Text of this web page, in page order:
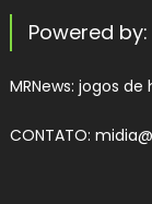
Powered by:
MRNews: jogos de
CONTATO: